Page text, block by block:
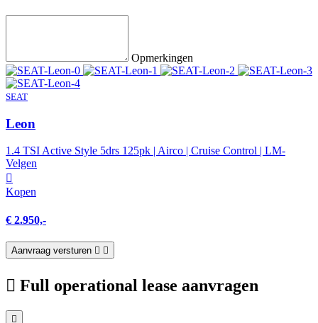
Opmerkingen
SEAT
Leon
1.4 TSI Active Style 5drs 125pk | Airco | Cruise Control | LM-
Velgen
Kopen
€ 2.950,-
Aanvraag versturen
Full operational lease aanvragen